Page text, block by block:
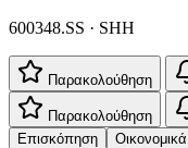
600348.SS · SHH
Παρακολούθηση
Παρακολούθηση
Επισκόπηση
Οικονομικά